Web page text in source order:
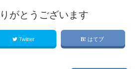
がとうございます
Twitter はてブ